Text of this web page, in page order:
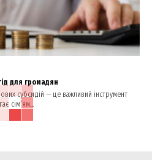
для громадян
субсидій — це важливий інструмент
сім’ям...